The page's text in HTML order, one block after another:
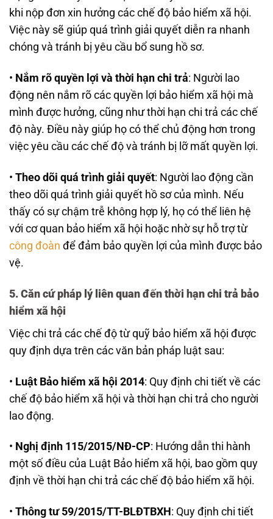
khi nộp đơn xin hưởng các chế độ bảo hiểm xã hội.
Việc này sẽ giúp quá trình giải quyết diễn ra nhanh
chóng và tránh bị yêu cầu bổ sung hồ sơ.
• Nắm rõ quyền lợi và thời hạn chi trả: Người lao
động nên nắm rõ các quyền lợi bảo hiểm xã hội mà
mình được hưởng, cũng như thời hạn chi trả các chế
độ này. Điều này giúp họ có thể chủ động hơn trong
việc yêu cầu các chế độ và tránh bị lỡ mất quyền lợi.
• Theo dõi quá trình giải quyết: Người lao động cần
theo dõi quá trình giải quyết hồ sơ của mình. Nếu
thấy có sự chậm trễ không hợp lý, họ có thể liên hệ
với cơ quan bảo hiểm xã hội hoặc nhờ sự hỗ trợ từ
công đoàn để đảm bảo quyền lợi của mình được bảo
vệ.
5. Căn cứ pháp lý liên quan đến thời hạn chi trả bảo
hiểm xã hội
Việc chi trả các chế độ từ quỹ bảo hiểm xã hội được
quy định dựa trên các văn bản pháp luật sau:
• Luật Bảo hiểm xã hội 2014: Quy định chi tiết về các
chế độ bảo hiểm xã hội và thời hạn chi trả cho người
lao động.
• Nghị định 115/2015/NĐ-CP: Hướng dẫn thi hành
một số điều của Luật Bảo hiểm xã hội, bao gồm quy
định về thời hạn chi trả các chế độ bảo hiểm xã hội.
• Thông tư 59/2015/TT-BLĐTBXH : Quy định chi tiết